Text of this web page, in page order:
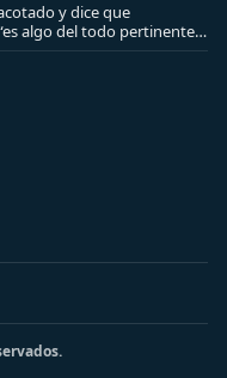
y dice que
algo del todo pertinente